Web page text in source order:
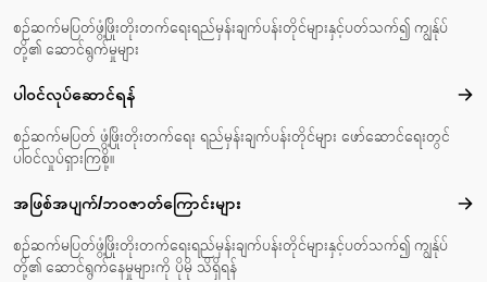
စဉ်ဆက်မပြတ်ဖွံ့ဖြိုးတိုးတက်ရေးရည်မှန်းချက်ပန်းတိုင်များနှင့်ပတ်သက်၍ ကျွန်ုပ်
တို့၏ ဆောင်ရွက်မှုများ
ပါဝင်လုပ်ဆောင်ရန် ပါ
စဉ်ဆက်မပြတ် ဖွံ့ဖြိုးတိုးတက်ရေး ရည်မှန်းချက်ပန်းတိုင်များ ဖော်ဆောင်ရေးတွင်
ပါဝင်လှုပ်ရှားကြစို့။
အဖြစ်အပျက်/ဘဝဇာတ်‌ကြောင်းများ အဖ
စဉ်ဆက်မပြတ်ဖွံ့ဖြိုးတိုးတက်ရေးရည်မှန်းချက်ပန်းတိုင်များနှင့်ပတ်သက်၍ ကျွန်ုပ်
တို့၏ ဆောင်ရွက်နေမှုများကို ပိုမို သိရှိရန်